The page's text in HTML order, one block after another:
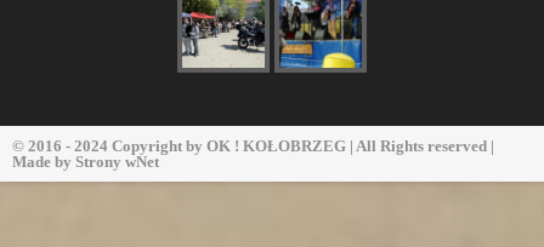
© 2016 - 2024 Copyright by OK ! KOŁOBRZEG | All Rights reserved |
Made by Strony wNet